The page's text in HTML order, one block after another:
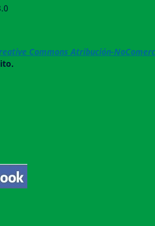
Commons Atribución-